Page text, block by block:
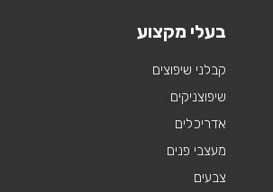
בעלי מקצוע
קבלני שיפוצים
שיפוצניקים
אדריכלים
מעצבי פנים
צבעים